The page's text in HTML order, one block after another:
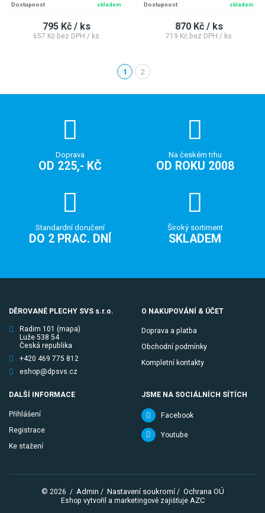
Dostupnost skladem
795 Kč / ks
657 Kč bez DPH / ks
Dostupnost skladem
870 Kč / ks
719 Kč bez DPH / ks
1(aktuální)
2
Doprava
OD 225,- KČ
Na českém trhu
OD ROKU 2008
Standardní doručení
DO 2 PRAC. DNÍ
Široký sortiment
SKLADEM
DĚROVANÉ PLECHY SVS s.r.o.
Radim 101 (mapa)
Luže 538 54
Česká republika
+420 469 775 812
eshop@dpsvs.cz
O NAKUPOVÁNÍ & ÚČET
Doprava a platba
Obchodní podmínky
Kompletní kontakty
DALŠÍ INFORMACE
Přihlášení
Registrace
Ke stažení
JSME NA SOCIÁLNÍCH SÍTÍCH
Facebook
Youtube
© 2026 / Admin / Nastavení soukromí/ Ochrana OÚ
Eshop vytvořil a marketingově zajišťuje AZC